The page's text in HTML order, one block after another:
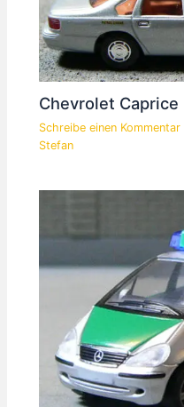
Chevrolet
Schreibe einen Kommentar
Stefan